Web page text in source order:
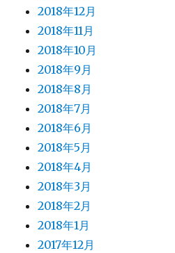
2018年12月
2018年11月
2018年10月
2018年9月
2018年8月
2018年7月
2018年6月
2018年5月
2018年4月
2018年3月
2018年2月
2018年1月
2017年12月